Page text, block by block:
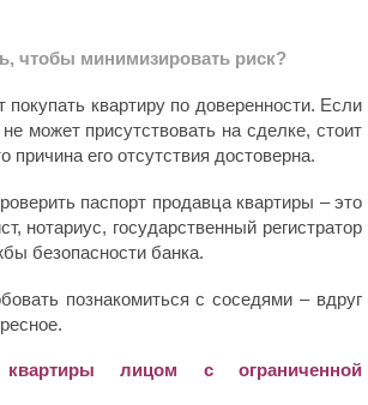
чтобы минимизировать риск?
покупать квартиру по доверенности. Если
может присутствовать на сделке, стоит
причина его отсутствия достоверна.
паспорт продавца квартиры – это
нотариус, государственный регистратор
безопасности банка.
познакомиться с соседями – вдруг
лицом с ограниченной